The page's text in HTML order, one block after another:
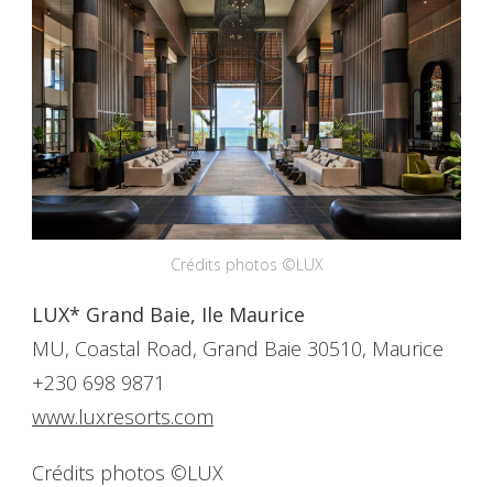
Crédits photos ©LUX
LUX* Grand Baie, Ile Maurice
MU, Coastal Road, Grand Baie 30510, Maurice
+230 698 9871
www.luxresorts.com
Crédits photos ©LUX